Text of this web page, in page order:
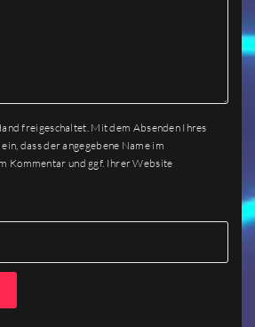
freigeschaltet. Mit dem Absenden Ihres
dass der angegebene Name im
Kommentar und ggf. Ihrer Website